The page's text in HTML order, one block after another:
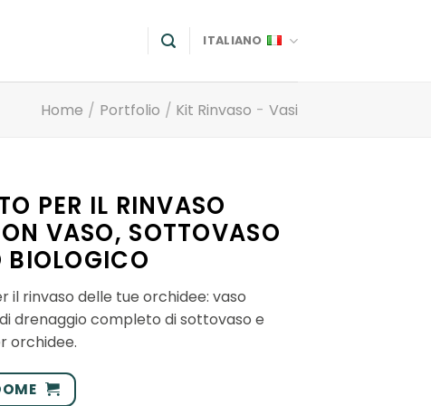
ITALIANO
Home / Portfolio / Kit Rinvaso - Vasi
PER IL RINVASO
VASO, SOTTOVASO
BIOLOGICO
il rinvaso delle tue orchidee: vaso
drenaggio completo di sottovaso e
orchidee.